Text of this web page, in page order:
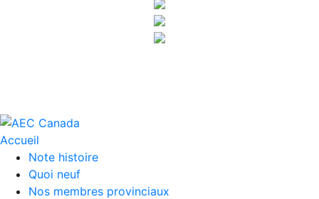
Accueil
Note histoire
Quoi neuf
Nos membres provinciaux